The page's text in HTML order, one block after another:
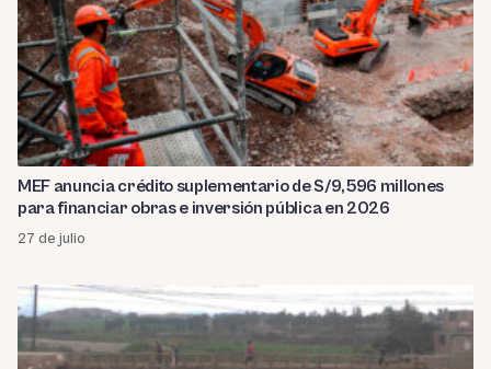
MEF anuncia crédito suplementario de S/9,596 millones
para financiar obras e inversión pública en 2026
27 de julio